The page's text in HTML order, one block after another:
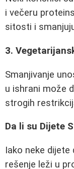
i večeru
sitosti i
3.
Smanjivanje
u ishrani može
strogih
Da li su Dijete
Iako neke
rešenje leži u